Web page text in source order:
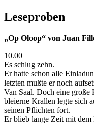
Leseproben
„Op Oloop“ von Juan
10.00
Es schlug zehn.
Er hatte schon alle
letzten mußte er noch
Van Saal. Doch eine
bleierne Krallen legte sich
seinen Pflichten fort.
Er blieb lange Zeit mit